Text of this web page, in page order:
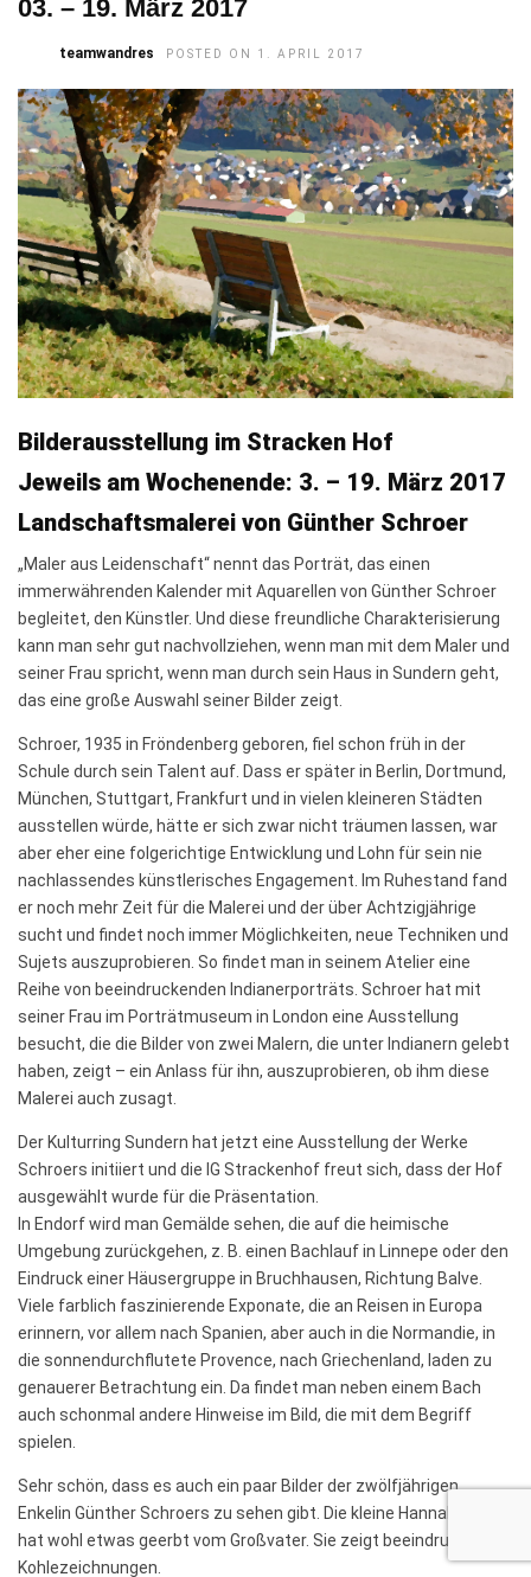
03. – 19. März 2017
teamwandres POSTED ON 1. APRIL 2017
Bilderausstellung im Stracken Hof
Jeweils am Wochenende: 3. – 19. März 2017
Landschaftsmalerei von Günther Schroer
„Maler aus Leidenschaft“ nennt das Porträt, das einen
immerwährenden Kalender mit Aquarellen von Günther Schroer
begleitet, den Künstler. Und diese freundliche Charakterisierung
kann man sehr gut nachvollziehen, wenn man mit dem Maler und
seiner Frau spricht, wenn man durch sein Haus in Sundern geht,
das eine große Auswahl seiner Bilder zeigt.
Schroer, 1935 in Fröndenberg geboren, fiel schon früh in der
Schule durch sein Talent auf. Dass er später in Berlin, Dortmund,
München, Stuttgart, Frankfurt und in vielen kleineren Städten
ausstellen würde, hätte er sich zwar nicht träumen lassen, war
aber eher eine folgerichtige Entwicklung und Lohn für sein nie
nachlassendes künstlerisches Engagement. Im Ruhestand fand
er noch mehr Zeit für die Malerei und der über Achtzigjährige
sucht und findet noch immer Möglichkeiten, neue Techniken und
Sujets auszuprobieren. So findet man in seinem Atelier eine
Reihe von beeindruckenden Indianerporträts. Schroer hat mit
seiner Frau im Porträtmuseum in London eine Ausstellung
besucht, die die Bilder von zwei Malern, die unter Indianern gelebt
haben, zeigt – ein Anlass für ihn, auszuprobieren, ob ihm diese
Malerei auch zusagt.
Der Kulturring Sundern hat jetzt eine Ausstellung der Werke
Schroers initiiert und die IG Strackenhof freut sich, dass der Hof
ausgewählt wurde für die Präsentation.
In Endorf wird man Gemälde sehen, die auf die heimische
Umgebung zurückgehen, z. B. einen Bachlauf in Linnepe oder den
Eindruck einer Häusergruppe in Bruchhausen, Richtung Balve.
Viele farblich faszinierende Exponate, die an Reisen in Europa
erinnern, vor allem nach Spanien, aber auch in die Normandie, in
die sonnendurchflutete Provence, nach Griechenland, laden zu
genauerer Betrachtung ein. Da findet man neben einem Bach
auch schonmal andere Hinweise im Bild, die mit dem Begriff
spielen.
Sehr schön, dass es auch ein paar Bilder der zwölfjährigen
Enkelin Günther Schroers zu sehen gibt. Die kleine Hannah Sophie
hat wohl etwas geerbt vom Großvater. Sie zeigt beeindruckende
Kohlezeichnungen.